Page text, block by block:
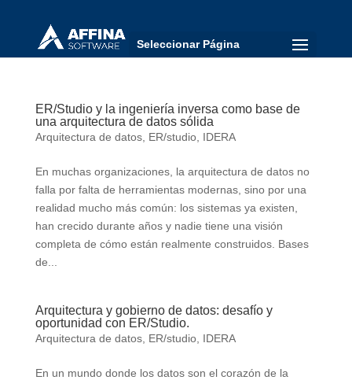
Seleccionar Página
ER/Studio y la ingeniería inversa como base de
una arquitectura de datos sólida
Arquitectura de datos, ER/studio, IDERA
En muchas organizaciones, la arquitectura de datos no
falla por falta de herramientas modernas, sino por una
realidad mucho más común: los sistemas ya existen,
han crecido durante años y nadie tiene una visión
completa de cómo están realmente construidos. Bases
de...
Arquitectura y gobierno de datos: desafío y
oportunidad con ER/Studio.
Arquitectura de datos, ER/studio, IDERA
En un mundo donde los datos son el corazón de la